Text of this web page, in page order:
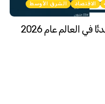
الاقتصاد
الشرق الأوسط
في العالم عام 2026